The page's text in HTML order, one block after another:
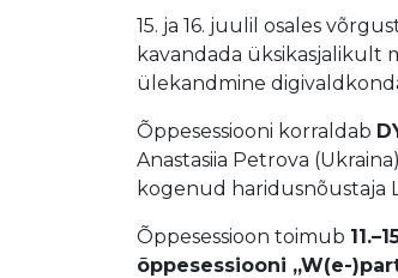
15. ja 16. juulil osales
kavandada üksikasjalikult
ülekandmine
Õppesessiooni korraldab
Anastasiia Petrova
kogenud haridusnõustaja
Õppesessioon toimub
õppesessiooni „W(e-